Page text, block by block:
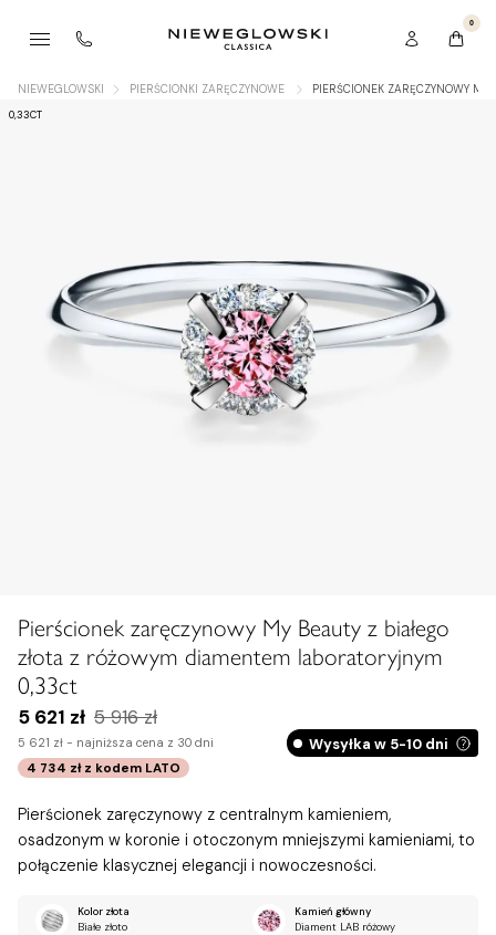
0
NIEWEGLOWSKI PIERŚCIONKI ZARĘCZYNOWE PIERŚCIONEK ZARĘCZYNOWY
0,33CT
Pierścionek zaręczynowy My Beauty z białego
złota z różowym diamentem laboratoryjnym
0,33ct
5 621 zł 5 916 zł
5 621 zł - najniższa cena z 30 dni
4 734 zł z kodem LATO
Wysyłka w 5-10 dni
Pierścionek zaręczynowy z centralnym kamieniem,
osadzonym w koronie i otoczonym mniejszymi kamieniami, to
połączenie klasycznej elegancji i nowoczesności.
Kolor złota
Białe złoto
Kamień główny
Diament LAB różowy